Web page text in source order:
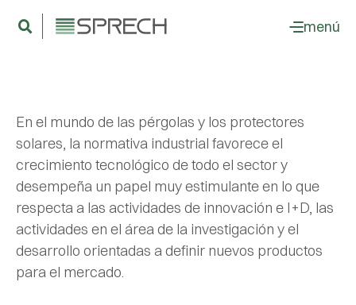
menú
En el mundo de las pérgolas y los protectores
solares, la normativa industrial favorece el
crecimiento tecnológico de todo el sector y
desempeña un papel muy estimulante en lo que
respecta a las actividades de innovación e I+D, las
actividades en el área de la investigación y el
desarrollo orientadas a definir nuevos productos
para el mercado.